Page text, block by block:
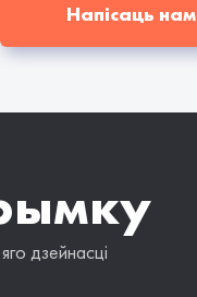
Напісаць нам
дзейнасці